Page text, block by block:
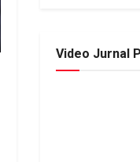
Video Jurnal